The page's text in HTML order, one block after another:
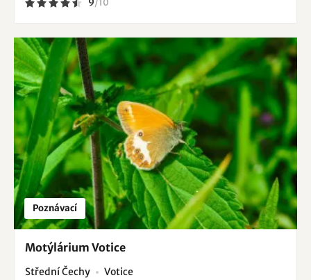
Poznávací
Motýlárium Votice
Střední Čechy Votice